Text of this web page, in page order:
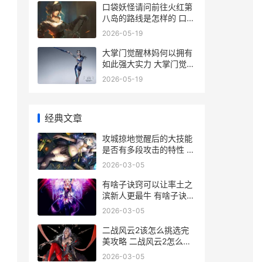
口袋妖怪请问前往火红第
八岛的路线是怎样的 口袋
妖怪前期怎么玩
2026-05-19
大掌门觉醒林妈何以拥有
如此强大实力 大掌门觉醒
林妈是谁
2026-05-19
经典文章
攻城掠地觉醒后的大技能
是否有多段攻击的特性 攻
城掠地觉醒小技巧
2026-03-05
有啥子诀窍可以让率土之
滨新人更最牛 有啥子诀窍
可以长高
2026-03-05
二战风云2该怎么挑选完
美攻略 二战风云2怎么降
低段位
2026-03-05